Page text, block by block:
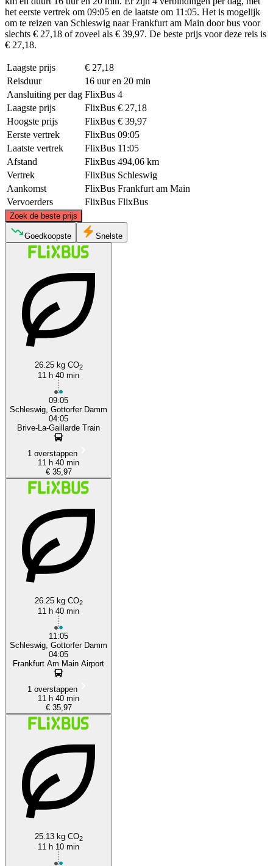
het eerste vertrek om 09:05 en de laatste om 11:05. Het is mogelijk
om te reizen van Schleswig naar Frankfurt am Main door bus voor
slechts € 27,18 of zoveel als € 39,97. De beste prijs voor deze reis is
€ 27,18.
Laagste prijs
€ 27,18
Reisduur
16 uur en 20 min
Aansluiting per dag FlixBus 4
Laagste prijs
FlixBus € 27,18
Hoogste prijs
FlixBus € 39,97
Eerste vertrek
FlixBus 09:05
Laatste vertrek
FlixBus 11:05
Afstand
FlixBus 494,06 km
Vertrek
FlixBus Schleswig
Aankomst
FlixBus Frankfurt am Main
Vervoerders
FlixBus FlixBus
Zoek de beste prijs
©CARTO
Goedkoopste Snelste
26.25 kg CO2
11 h 40 min
09:05
Schleswig, Gottorfer Damm
04:05
Brive-La-Gaillarde Train
1 overstappen
11 h 40 min
€ 35,97
26.25 kg CO2
11 h 40 min
11:05
Schleswig, Gottorfer Damm
04:05
Frankfurt Am Main Airport
1 overstappen
11 h 40 min
€ 35,97
25.13 kg CO2
11 h 10 min